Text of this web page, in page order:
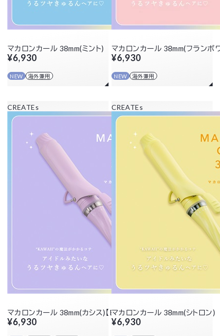
マカロンカール 38mm(ミント)
¥6,930
NEW 海外兼用
マカロンカール 38mm(フランボ
¥6,930
NEW 海外兼用
CREATEs
マカロンカール 38mm(カシス)【EC限定カラー】
¥6,930
CREATEs
マカロンカール 38mm(シトロン)
¥6,930